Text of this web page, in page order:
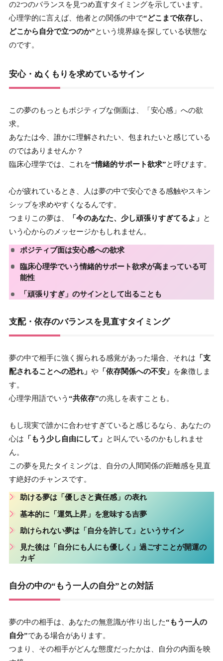
の2つのバランスを見つめ直すタイミングを示しています。
心理学的に言えば、他者との関係の中で“どこまで依存し、
どこから自分で立つのか”という境界線を探している状態な
のです。
安心・ぬくもりを求めているサイン
この夢のもっともポジティブな側面は、「安心感」への欲
求。
あなたは今、誰かに理解されたい、包まれたいと感じている
のではありませんか？
臨床心理学では、これを“情緒的サポート欲求”と呼びます。
心が疲れているとき、人は夢の中で安心できる感触やスキン
シップを求めやすくなるんです。
つまりこの夢は、
「今のあなた、少し頑張りすぎてるよ」
と
いう心からのメッセージかもしれません。
ポジティブ面は安心感への欲求
臨床心理学でいう情緒的サポート欲求が高まっている可
能性
「頑張りすぎ」のサインとして出ることも
支配・依存のバランスを見直すタイミング
夢の中で相手に強く握られる感覚があった場合、それは 「支
配されることへの恐れ」 や「依存関係への不安」
を象徴しま
す。
心理学用語でいう “共依存”の兆しを表すことも。
もし現実で誰かに合わせすぎていると感じるなら、あなたの
心は 「もう少し自由にして」
と叫んでいるのかもしれませ
ん。
この夢を見たタイミングは、自分の人間関係の距離感を見直
す絶好のチャンスです。
助ける夢は「優しさと責任感」の表れ
基本的に「運気上昇」を意味する吉夢
助けられない夢は「自分を許して」というサイン
見た後は「自分にも人にも優しく」過ごすことが開運の
カギ
自分の中の“もう一人の自分”との対話
夢の中の相手は、あなたの無意識が作り出した“もう一人の
自分”である場合があります。
つまり、その相手がどんな態度だったかは、自分の内面を映